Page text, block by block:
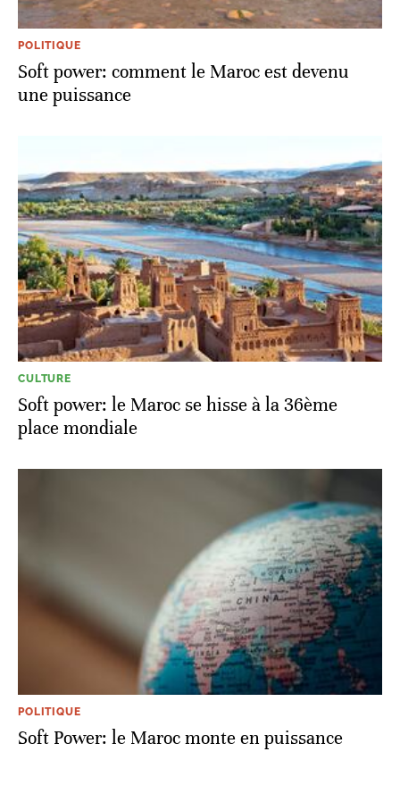
POLITIQUE
Soft power: comment le Maroc est devenu
une puissance
CULTURE
Soft power: le Maroc se hisse à la 36ème
place mondiale
POLITIQUE
Soft Power: le Maroc monte en puissance